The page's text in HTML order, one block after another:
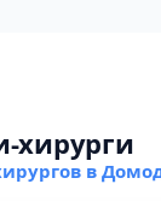
хирурги
в